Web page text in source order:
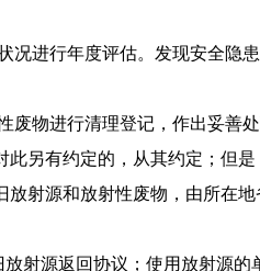
况进行年度评估。发现安全隐患
废物进行清理登记，作出妥善处
另有约定的，从其约定； 但是
放射源和放射性废物，由所在
射源返回协议；使用放射源的